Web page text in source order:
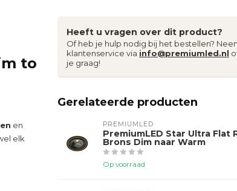
to
en
elk
Heeft u vragen over dit product?
Of heb je hulp nodig bij het bestellen?
klantenservice via info@premiumled.nl
je graag!
Gerelateerde producten
PREMIUMLED
PremiumLED Star Ultra Flat
Brons Dim naar Warm
Op voorraad